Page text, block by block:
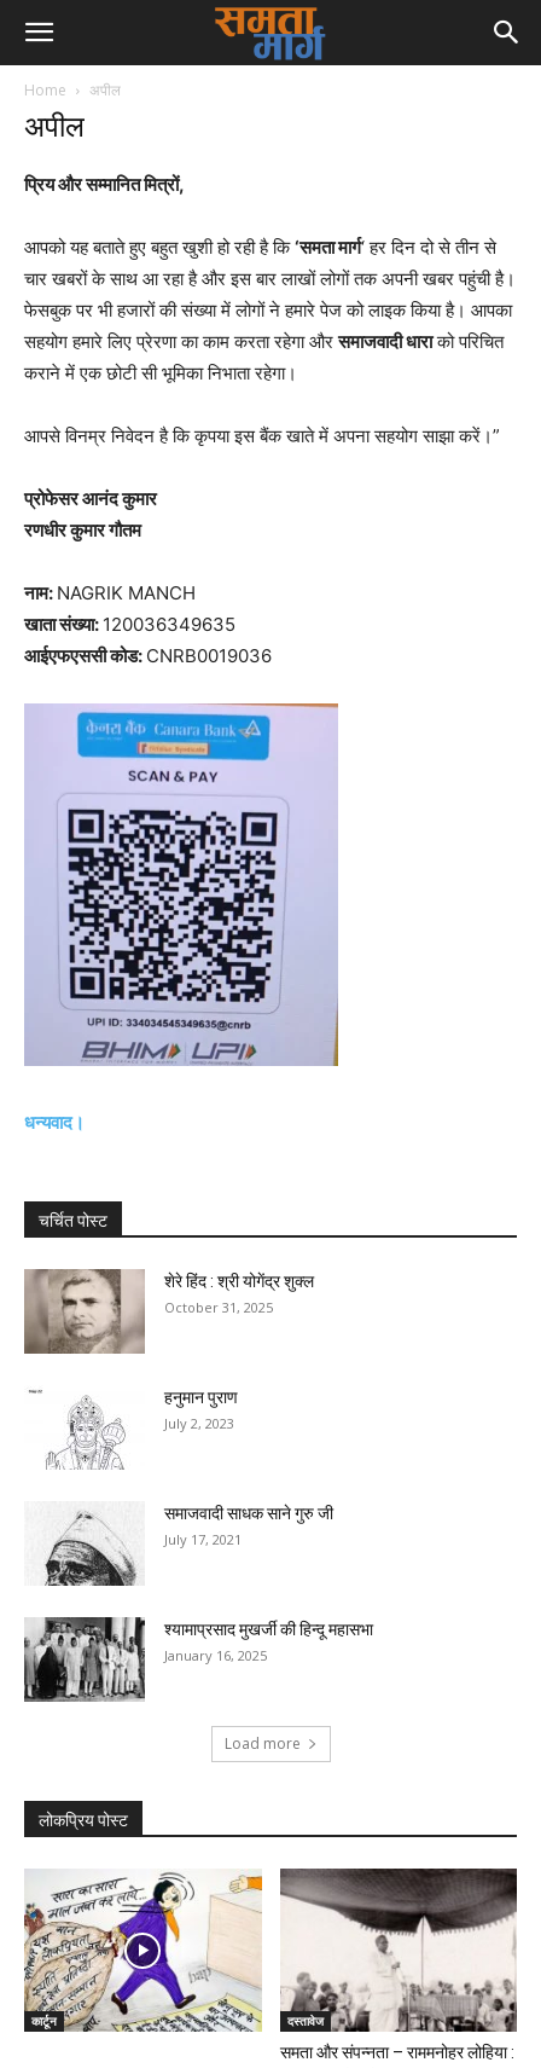
Home अपील
अपील
प्रिय और सम्मानित मित्रों,
आपको यह बताते हुए बहुत खुशी हो रही है कि‘समता मार्ग‘ हर दिन दो से तीन से
चार खबरों के साथ आ रहा है और इस बार लाखों लोगों तक अपनी खबर पहुंची है।
फेसबुक पर भी हजारों की संख्या में लोगों ने हमारे पेज को लाइक किया है। आपका
सहयोग हमारे लिए प्रेरणा का काम करता रहेगा औरसमाजवादी धाराको परिचित
कराने में एक छोटी सी भूमिका निभाता रहेगा।
आपसे विनम्र निवेदन है कि कृपया इस बैंक खाते में अपना सहयोग साझा करें।”
प्रोफेसर आनंद कुमार
रणधीर कुमार गौतम
नाम: NAGRIK MANCH
खाता संख्या: 120036349635
आईएफएससी कोड: CNRB0019036
धन्यवाद।
चर्चित पोस्ट
शेरे हिंद : श्री योगेंद्र शुक्ल
October 31, 2025
हनुमान पुराण
July 2, 2023
समाजवादी साधक साने गुरु जी
July 17, 2021
श्यामाप्रसाद मुखर्जी की हिन्दू महासभा
January 16, 2025
Load more
लोकप्रिय पोस्ट
कार्टून दस्तावेज
समता और संपन्नता – राममनोहर लोहिया :